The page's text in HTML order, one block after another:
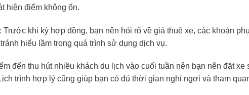
hiện điểm không ổn.
Trước khi ký hợp đồng, bạn nên hỏi rõ về giá thuê xe, các khoản
hiểu lầm trong quá trình sử dụng dịch vụ.
đến thu hút nhiều khách du lịch vào cuối tuần nên bạn nên đặt xe
trình hợp lý cũng giúp bạn có đủ thời gian nghỉ ngơi và tham